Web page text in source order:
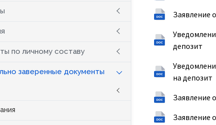
по личному составу
заверенные документы
Заявление
депозит
на депозит
Заявление
Заявление